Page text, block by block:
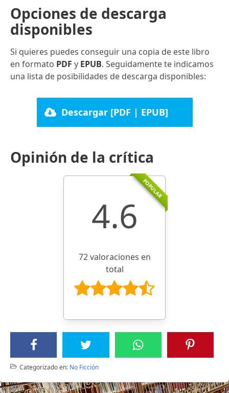
Opciones de descarga
disponibles
Si quieres puedes conseguir una copia de este libro
en formato PDF y EPUB. Seguidamente te indicamos
una lista de posibilidades de descarga disponibles:
Descargar [PDF | EPUB]
Opinión de la crítica
POPULAR
4.6
72 valoraciones en
total
Categorizado en: No Ficción